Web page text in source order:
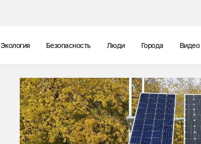
Экология Безопасность Люди Города Видео